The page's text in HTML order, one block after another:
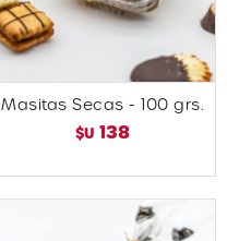
Masitas Secas - 100 grs.
$U 138